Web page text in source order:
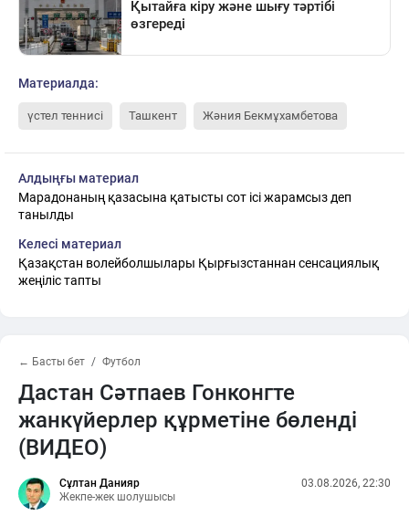
Материалда:
үстел теннисі Ташкент Жәния Бекмұхамбетова
Алдыңғы материал
Марадонаның қазасына қатысты сот ісі жарамсыз деп
танылды
Келесі материал
Қазақстан волейболшылары Қырғызстаннан сенсациялық
жеңіліс тапты
← Басты бет Футбол
Дастан Сәтпаев Гонконгте
жанкүйерлер құрметіне бөленді
(ВИДЕО)
Сұлтан Данияр
Жекпе-жек шолушысы
03.08.2026, 22:30